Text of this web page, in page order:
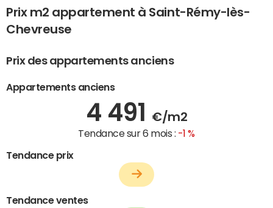
Prix m2 appartement à Saint-Rémy-lès-
Chevreuse
Prix des appartements anciens
Appartements anciens
4 491 €/m2
Tendance sur 6 mois : -1 %
Tendance prix
Tendance ventes